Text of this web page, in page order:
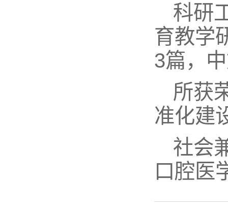
科研
育教学
3篇，
所获
准化建
社会
口腔医